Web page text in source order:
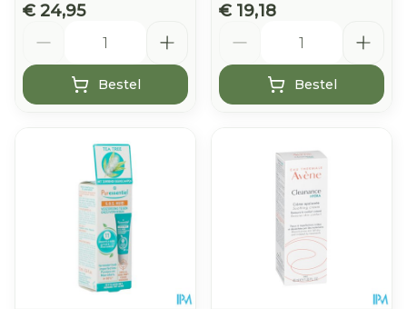
€ 24,95
Bestel
€ 19,18
Bestel